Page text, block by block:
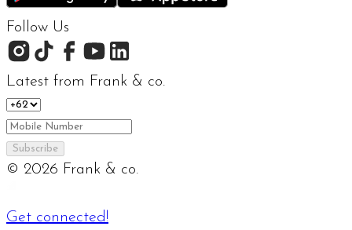
Follow Us
Latest from Frank & co.
Subscribe
© 2026 Frank & co.
Get connected!